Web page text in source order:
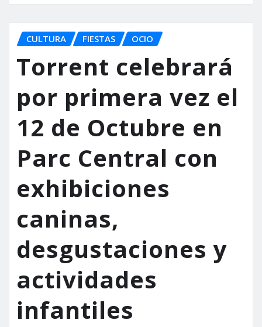
CULTURA FIESTAS OCIO
Torrent celebrará
por primera vez el
12 de Octubre en
Parc Central con
exhibiciones
caninas,
desgustaciones y
actividades
infantiles